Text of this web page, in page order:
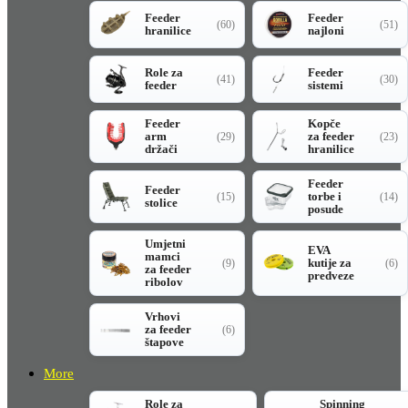
Feeder
hranilice
(60)
Feeder
najloni
(51)
Role za
feeder
(41)
Feeder
sistemi
(30)
Feeder
arm
držači
(29)
Kopče
za feeder
hranilice
(23)
Feeder
stolice
(15)
Feeder
torbe i
posude
(14)
Umjetni
mamci
za feeder
ribolov
(9)
EVA
kutije za
predveze
(6)
Vrhovi
za feeder
štapove
(6)
More
Role za
Spinning